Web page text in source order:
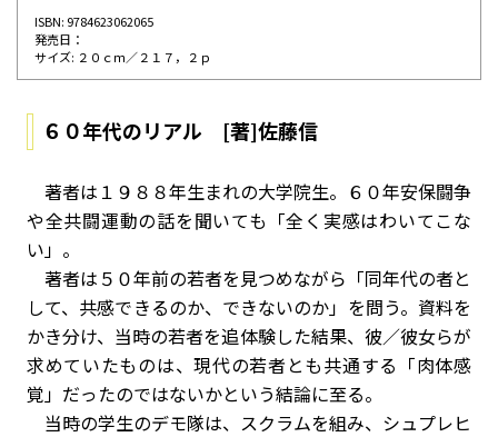
ISBN: 9784623062065
発売⽇：
サイズ: ２０ｃｍ／２１７，２ｐ
６０年代のリアル [著]佐藤信
著者は１９８８年生まれの大学院生。６０年安保闘争
や全共闘運動の話を聞いても「全く実感はわいてこな
い」。
著者は５０年前の若者を見つめながら「同年代の者と
して、共感できるのか、できないのか」を問う。資料を
かき分け、当時の若者を追体験した結果、彼／彼女らが
求めていたものは、現代の若者とも共通する「肉体感
覚」だったのではないかという結論に至る。
当時の学生のデモ隊は、スクラムを組み、シュプレヒ